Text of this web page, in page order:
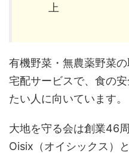
上
有機野菜・無農薬野菜
宅配サービスで、食の
たい人に向いています。
大地を守る会は創業46
Oisix（オイシックス）